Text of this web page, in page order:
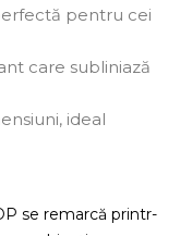
pentru cei
care subliniază
ideal
se remarcă printr-